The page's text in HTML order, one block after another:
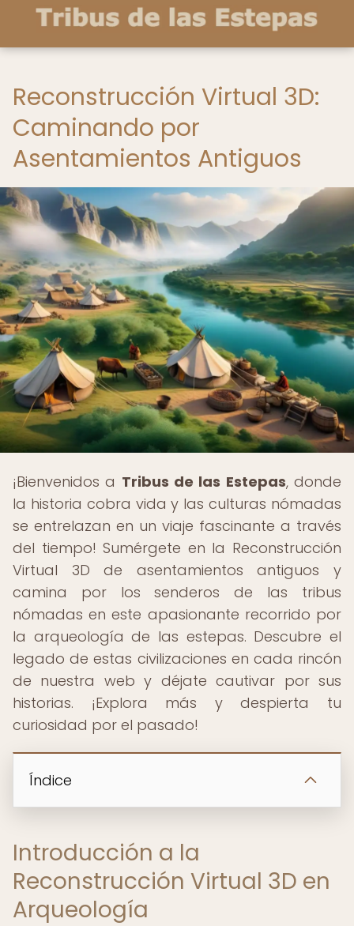
Reconstrucción Virtual 3D:
Caminando por
Asentamientos Antiguos
¡Bienvenidos a Tribus de las Estepas, donde
la historia cobra vida y las culturas nómadas
se entrelazan en un viaje fascinante a través
del tiempo! Sumérgete en la Reconstrucción
Virtual 3D de asentamientos antiguos y
camina por los senderos de las tribus
nómadas en este apasionante recorrido por
la arqueología de las estepas. Descubre el
legado de estas civilizaciones en cada rincón
de nuestra web y déjate cautivar por sus
historias. ¡Explora más y despierta tu
curiosidad por el pasado!
Índice
Introducción a la
Reconstrucción Virtual 3D en
Arqueología